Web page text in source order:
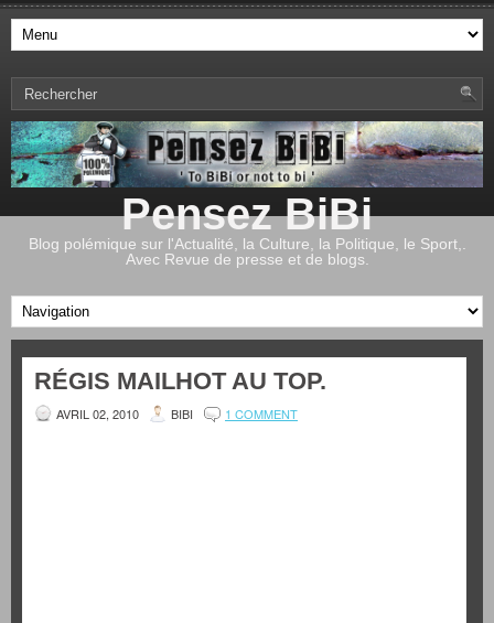
Pensez BiBi
Blog polémique sur l'Actualité, la Culture, la Politique, le Sport,.
Avec Revue de presse et de blogs.
RÉGIS MAILHOT AU TOP.
AVRIL 02, 2010 BIBI 1 COMMENT